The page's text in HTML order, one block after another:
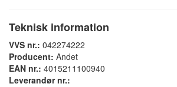
Teknisk information
VVS nr.: 042274222
Producent: Andet
EAN nr.: 4015211100940
Leverandør nr.: